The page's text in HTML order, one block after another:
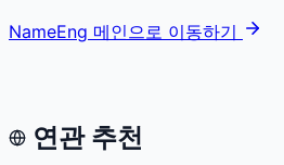
NameEng 메인으로 이동하기
연관 추천